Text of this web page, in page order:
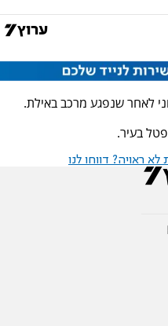
בעיר.
ראויה? דווחו לנו